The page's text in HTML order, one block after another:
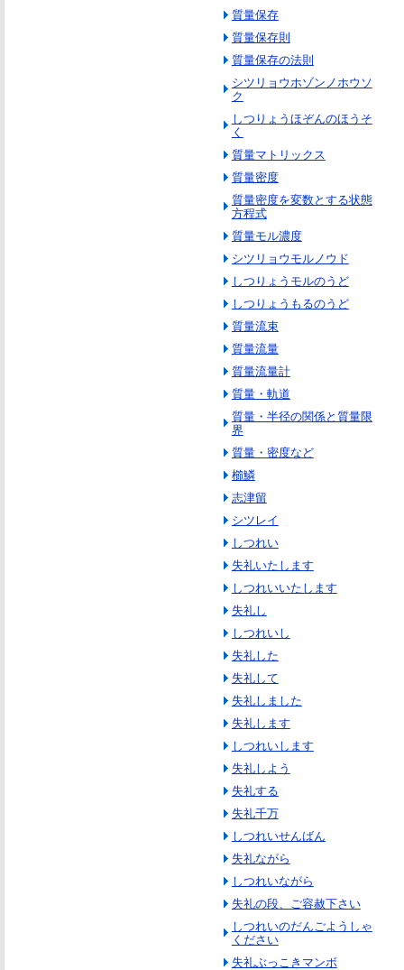
質量保存
質量保存則
質量保存の法則
シツリョウホゾンノホウソ
ク
しつりょうほぞんのほうそ
く
質量マトリックス
質量密度
質量密度を変数とする状態
方程式
質量モル濃度
シツリョウモルノウド
しつりょうモルのうど
しつりょうもるのうど
質量流束
質量流量
質量流量計
質量・軌道
質量・半径の関係と質量限
界
質量・密度など
櫛鱗
志津留
シツレイ
しつれい
失礼いたします
しつれいいたします
失礼し
しつれいし
失礼した
失礼して
失礼しました
失礼します
しつれいします
失礼しよう
失礼する
失礼千万
しつれいせんばん
失礼ながら
しつれいながら
失礼の段、ご容赦下さい
しつれいのだんごようしゃ
ください
失礼ぶっこきマンボ